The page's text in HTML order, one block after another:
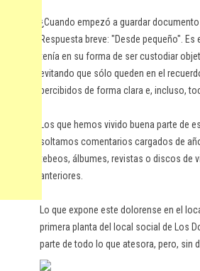
¿Cuando empezó a guardar
Respuesta breve: "Desde pequeño".
tenía en su forma de ser custodiar
evitando que sólo queden en el
percibidos de forma clara e, incluso,
Los que hemos vivido buena parte de
soltamos comentarios cargados de
tebeos, álbumes, revistas o discos
anteriores.
Lo que expone este dolorense en el
primera planta del local social de Los
parte de todo lo que atesora, pero, sin